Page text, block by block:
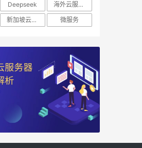
Deepseek
海外云服务器
新加坡云服务器 微服务